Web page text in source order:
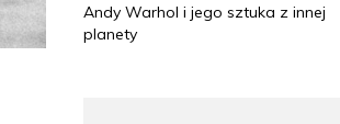
Andy Warhol i jego sztuka z innej
planety